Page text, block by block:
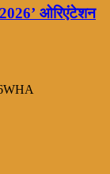
2026’ ओरिएंटेशन